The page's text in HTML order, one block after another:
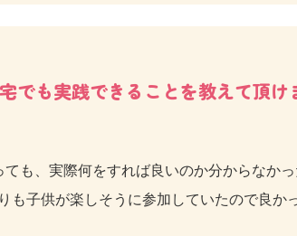
でも実践できることを教えて頂け
も、実際何をすれば良いのか分からなか
も子供が楽しそうに参加していたので良か